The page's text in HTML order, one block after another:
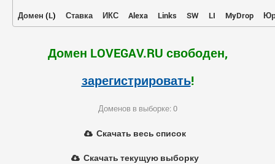
Домен (L) Ставка ИКС Alexa Links SW LI MyDrop
Домен LOVEGAV.RU свободен,
зарегистрировать!
Доменов в выборке: 0
Скачать весь список
Скачать текущую выборку